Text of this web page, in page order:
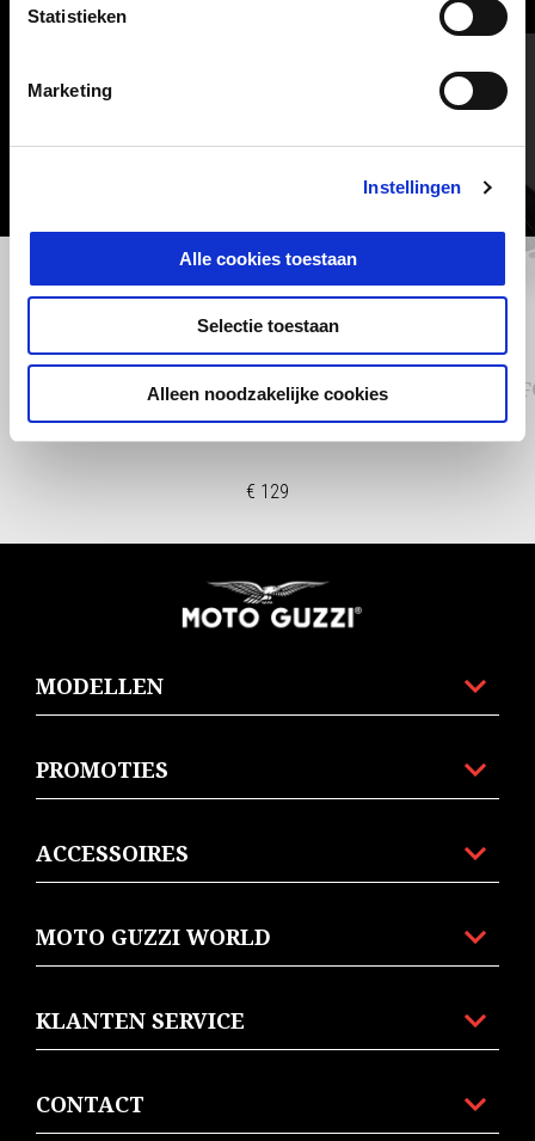
Statistieken
Marketing
Instellingen
Alle cookies toestaan
Selectie toestaan
Alleen noodzakelijke cookies
Aluminum rear rack
€ 129
MODELLEN
PROMOTIES
ACCESSOIRES
MOTO GUZZI WORLD
KLANTEN SERVICE
CONTACT